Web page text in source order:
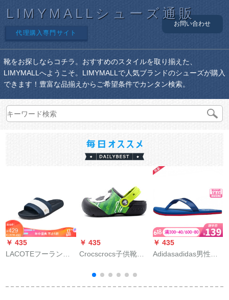
LIMYMALLシューズ通販
代理購入専門サイト
お問い合わせ
靴をお探しならコチラ。おすすめのスタイルを取り揃えた、
LIMYMALLへようこそ。LIMYMALLで人気ブランドのシューズが購入
できます！豊富な品揃えからご希望条件でカンタン検索。
￥ 435
LACOTEフーランス
マル女性靴
￥ 435
Crocscrocs子供靴セ
院サッカのロップの
スポットライト
￥ 435
Adidasadidas男性靴
浜人字けん引スーパ